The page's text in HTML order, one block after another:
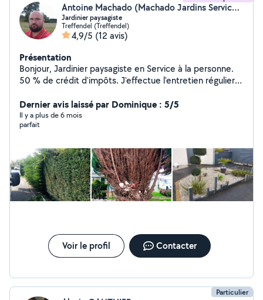
Antoine Machado (Machado Jardins Services)
Jardinier paysagiste
Treffendel (Treffendel)
4,9/5 (12 avis)
Présentation
Bonjour, Jardinier paysagiste en Service à la personne.
50 % de crédit d'impôts. J'effectue l'entretien régulier
complète des jardins et terrains en friches. Tonte, taille
de haies et d'arbustes abattage, debrousaillages,
plantations, ...
Dernier avis laissé par Dominique : 5/5
Il y a plus de 6 mois
parfait
Voir le profil Contacter
Particulier